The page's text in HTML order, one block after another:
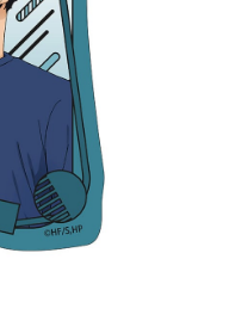
』10周年
ーム
だす～』